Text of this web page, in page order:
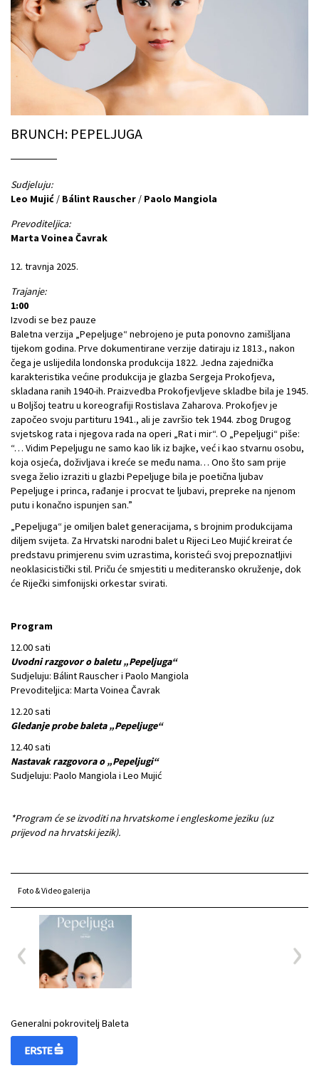
BRUNCH: PEPELJUGA
Sudjeluju:
Leo Mujić / Bálint Rauscher / Paolo Mangiola
Prevoditeljica:
Marta Voinea Čavrak
12. travnja 2025.
Trajanje:
1:00
Izvodi se bez pauze
Baletna verzija „Pepeljuge“ nebrojeno je puta ponovno zamišljana
tijekom godina. Prve dokumentirane verzije datiraju iz 1813., nakon
čega je uslijedila londonska produkcija 1822. Jedna zajednička
karakteristika većine produkcija je glazba Sergeja Prokofjeva,
skladana ranih 1940-ih. Praizvedba Prokofjevljeve skladbe bila je 1945.
u Boljšoj teatru u koreografiji Rostislava Zaharova. Prokofjev je
započeo svoju partituru 1941., ali je završio tek 1944. zbog Drugog
svjetskog rata i njegova rada na operi „Rat i mir“. O „Pepeljugi“ piše:
“… Vidim Pepeljugu ne samo kao lik iz bajke, već i kao stvarnu osobu,
koja osjeća, doživljava i kreće se među nama… Ono što sam prije
svega želio izraziti u glazbi Pepeljuge bila je poetična ljubav
Pepeljuge i princa, rađanje i procvat te ljubavi, prepreke na njenom
putu i konačno ispunjen san.”
„Pepeljuga“ je omiljen balet generacijama, s brojnim produkcijama
diljem svijeta. Za Hrvatski narodni balet u Rijeci Leo Mujić kreirat će
predstavu primjerenu svim uzrastima, koristeći svoj prepoznatljivi
neoklasicistički stil. Priču će smjestiti u mediteransko okruženje, dok
će Riječki simfonijski orkestar svirati.
Program
12.00 sati
Uvodni razgovor o baletu „Pepeljuga“
Sudjeluju: Bálint Rauscher i Paolo Mangiola
Prevoditeljica: Marta Voinea Čavrak
12.20 sati
Gledanje probe baleta „Pepeljuge“
12.40 sati
Nastavak razgovora o „Pepeljugi“
Sudjeluju: Paolo Mangiola i Leo Mujić
*Program će se izvoditi na hrvatskome i engleskome jeziku (uz
prijevod na hrvatski jezik).
Foto & Video galerija
Generalni pokrovitelj Baleta